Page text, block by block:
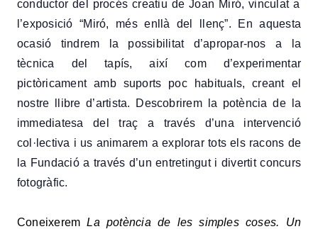
conductor del procés creatiu de Joan Miró,vinculat a
l’exposició “Miró, més enllà del llenç”. En aquesta
ocasió tindrem la possibilitat d’apropar-nos a la
tècnica del tapís, així com d’experimentar
pictòricament amb suports poc habituals, creant el
nostre llibre d’artista. Descobrirem la potència de la
immediatesa del traç a través d’una intervenció
col·lectiva i us animarem a explorar tots els racons de
la Fundació a través d’un entretingut i divertit concurs
fotogràfic.
Coneixerem La potència de les simples coses. Un